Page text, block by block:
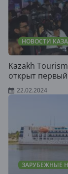
НОВОСТИ
Kazakh
открыт
22.02.2024
ЗАРУБЕЖНЫЕ